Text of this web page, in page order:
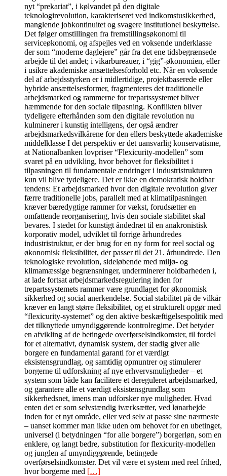
nyt “prekariat”, i kølvandet på den digitale
teknologirevolution, karakteriseret ved indkomstusikkerhed,
manglende jobkontinuitet og svagere institutionel beskyttelse.
Det følger omstillingen fra fremstillingsøkonomi til
serviceøkonomi, og afspejles ved en voksende underklasse
der som “moderne daglejere” går fra det ene tidsbegrænsede
arbejde til det andet; i vikarbureauer, i “gig”-økonomien, eller
i usikre akademiske ansættelsesforhold etc. Når en voksende
del af arbejdsstyrken er i midlertidige, projektbaserede eller
hybride ansættelsesformer, fragmenteres det traditionelle
arbejdsmarked og rammerne for trepartssystemet bliver
hæmmende for den sociale tilpasning. Konflikten bliver
tydeligere efterhånden som den digitale revolution nu
kulminerer i kunstig intelligens, der også ændrer
arbejdsmarkedsvilkårene for den ellers beskyttede akademiske
middelklasse I det perspektiv er det uansvarlig konservatisme,
at Nationalbanken lovpriser “Flexicurity-modellen” som
svaret på en udvikling, hvor behovet for fleksibilitet i
tilpasningen til fundamentale ændringer i industristrukturen
kun vil blive tydeligere. Det er ikke en demokratisk holdbar
tendens: Et arbejdsmarked hvor den digitale revolution giver
færre traditionelle jobs, parallelt med at klimatilpasningen
kræver bæredygtige rammer for vækst, forudsætter en
omfattende reorganisering, hvis den sociale stabilitet skal
bevares. I stedet for kunstigt åndedræt til en anakronistisk
korporativ model, udviklet til forrige århundredes
industristruktur, er der brug for en ny form for reel social og
økonomisk fleksibilitet, der passer til det 21. århundrede. Den
teknologiske revolution, sideløbende med miljø- og
klimamæssige begrænsninger, underminerer holdbarheden i,
at lade fortsat arbejdsmarkedsregulering inden for
trepartssystemets rammer være grundlaget for økonomisk
sikkerhed og social anerkendelse. Social stabilitet på de vilkår
kræver en langt større fleksibilitet, og et strukturelt opgør med
“flexicurity-systemet” og den aktive beskæftigelsespolitik med
det tilknyttede umyndiggørende kontrolregime. Det betyder
en afvikling af de betingede overførselsindkomster, til fordel
for et alternativt, dynamisk system, der stadig giver alle
borgere en fundamental garanti for et værdigt
eksistensgrundlag, og samtidig opmuntrer og stimulerer
borgerne til udforskning af nye erhvervsmuligheder – et
system som både kan facilitere et dereguleret arbejdsmarked,
og garantere alle et værdigt eksistensgrundlag som
sikkerhedsnet, imens man udforsker nye muligheder. Hvad
enten det er som selvstændig iværksætter, ved lønarbejde
inden for et nyt område, eller ved selv at passe sine nærmeste
– uanset kommer man ikke uden om behovet for en ubetinget,
universel (i betydningen “for alle borgere”) borgerløn, som en
enklere, og langt bedre, substitution for flexicurity-modellen
og junglen af umyndiggørende, betingede
overførselsindkomster. Det vil være et system med reel frihed,
hvor borgerne med […]